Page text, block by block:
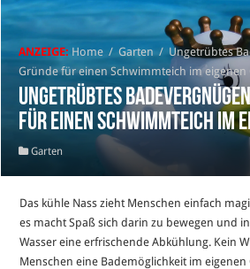
ANZEIGE: Home / Garten / Ungetrübtes
Gründe für einen Schwimmteich im eigenen
Ungetrübtes
für einen Schwimmteich im
Garten
Das kühle Nass zieht Menschen einfach
es macht Spaß sich darin zu bewegen und
Wasser eine erfrischende Abkühlung. Kein
Menschen eine Bademöglichkeit im